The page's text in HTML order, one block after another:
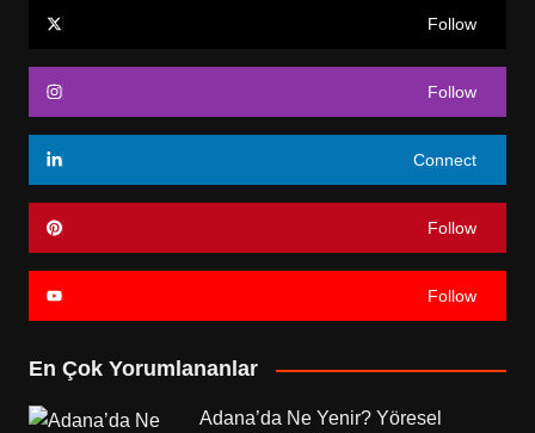
Follow
Follow
Connect
Follow
Follow
En Çok Yorumlananlar
Adana’da Ne Yenir? Yöresel